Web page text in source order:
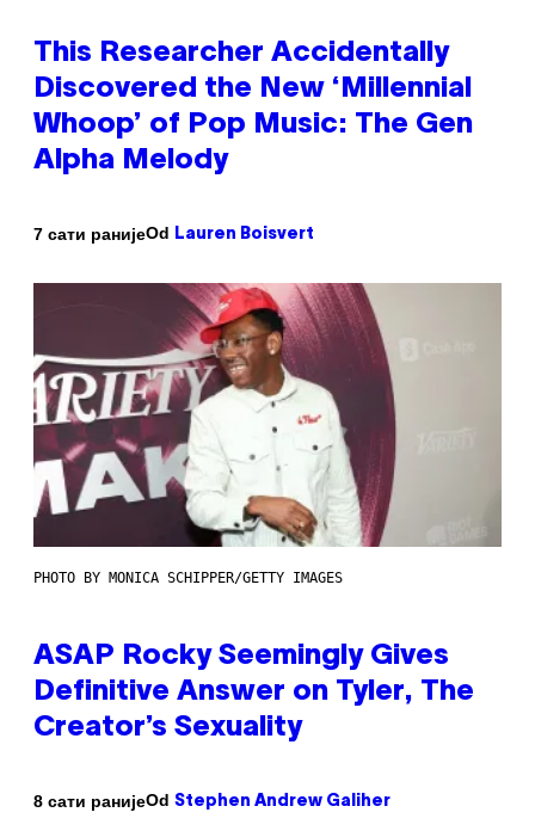
This Researcher Accidentally
Discovered the New ‘Millennial
Whoop’ of Pop Music: The Gen
Alpha Melody
7 сати ранијеOd Lauren Boisvert
PHOTO BY MONICA SCHIPPER/GETTY IMAGES
ASAP Rocky Seemingly Gives
Definitive Answer on Tyler, The
Creator’s Sexuality
8 сати ранијеOd Stephen Andrew Galiher